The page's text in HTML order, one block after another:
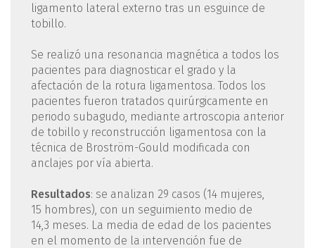
ligamento lateral externo tras un esguince de
tobillo.
Se realizó una resonancia magnética a todos los
pacientes para diagnosticar el grado y la
afectación de la rotura ligamentosa. Todos los
pacientes fueron tratados quirúrgicamente en
periodo subagudo, mediante artroscopia anterior
de tobillo y reconstrucción ligamentosa con la
técnica de Broström-Gould modificada con
anclajes por vía abierta.
Resultados: se analizan 29 casos (14 mujeres,
15 hombres), con un seguimiento medio de
14,3 meses. La media de edad de los pacientes
en el momento de la intervención fue de